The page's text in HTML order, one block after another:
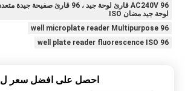
لوحة جيد مضان ISO
96 well microplate reader Multipurpose
96 well plate reader fluorescence ISO
احصل على افضل سعر ل